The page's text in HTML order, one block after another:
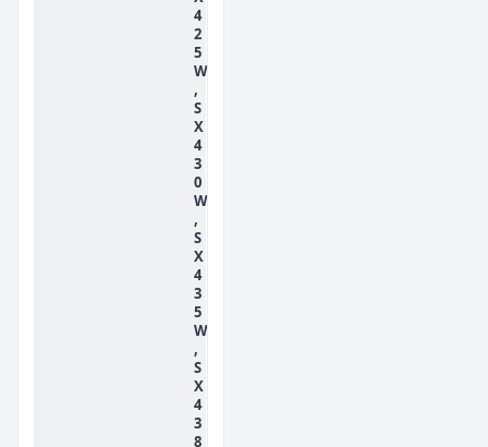
4
2
5
W
,
S
X
4
3
0
W
,
S
X
4
3
5
W
,
S
X
4
3
8